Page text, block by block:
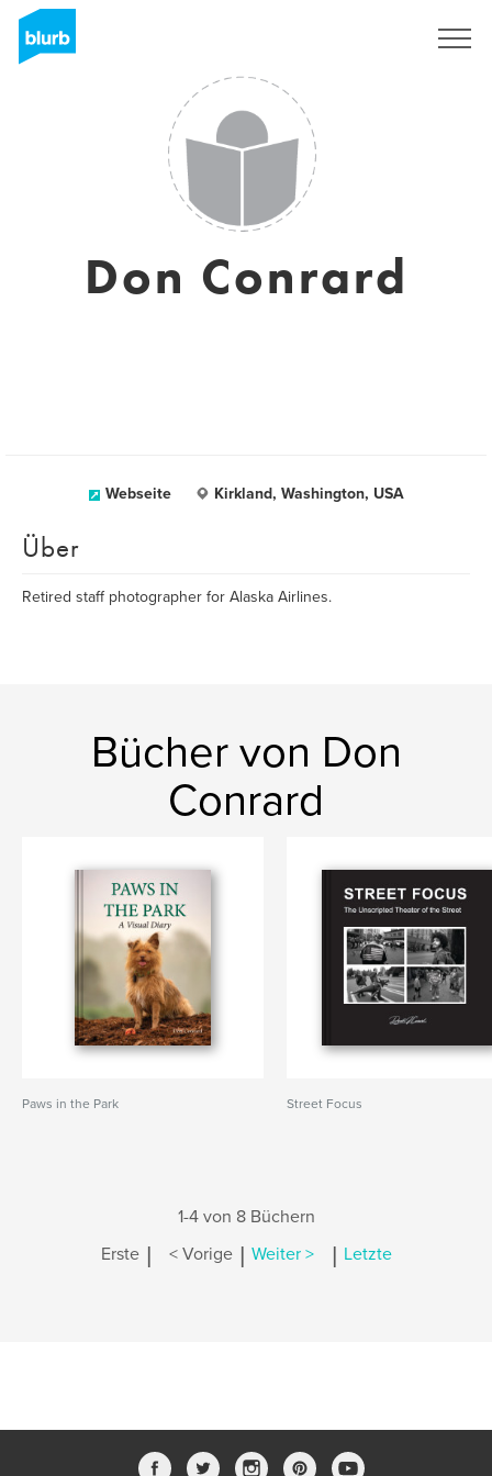
Don Conrard
Webseite Kirkland, Washington, USA
Über
Retired staff photographer for Alaska Airlines.
Bücher von Don
Conrard
Paws in the Park Street Focus
1-4 von 8 Büchern
Erste | < Vorige | Weiter > | Letzte